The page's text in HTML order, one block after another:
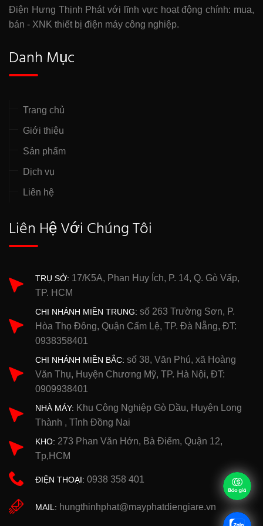
Điện Hưng Thịnh Phát với lĩnh vực hoạt động chính: mua,
bán - XNK thiết bị điện máy công nghiệp.
Danh Mục
Trang chủ
Giới thiệu
Sản phẩm
Dịch vụ
Liên hệ
Liên Hệ Với Chúng Tôi
TRỤ SỞ: 17/K5A, Phan Huy Ích, P. 14, Q. Gò Vấp,
TP. HCM
CHI NHÁNH MIỀN TRUNG: số 263 Trường Sơn, P.
Hòa Thọ Đông, Quận Cẩm Lệ, TP. Đà Nẵng, ĐT:
0938358401
CHI NHÁNH MIỀN BẮC: số 38, Văn Phú, xã Hoàng
Văn Thụ, Huyện Chương Mỹ, TP. Hà Nội, ĐT:
0909938401
NHÀ MÁY: Khu Công Nghiệp Gò Dầu, Huyện Long
Thành , Tỉnh Đồng Nai
KHO: 273 Phan Văn Hớn, Bà Điểm, Quận 12,
Tp,HCM
ĐIỆN THOẠI: 0938 358 401
MAIL: hungthinhphat@mayphatdiengiare.vn